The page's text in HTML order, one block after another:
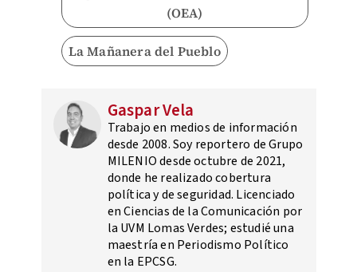
(OEA)
La Mañanera del Pueblo
Gaspar Vela
Trabajo en medios de información
desde 2008. Soy reportero de Grupo
MILENIO desde octubre de 2021,
donde he realizado cobertura
política y de seguridad. Licenciado
en Ciencias de la Comunicación por
la UVM Lomas Verdes; estudié una
maestría en Periodismo Político
en la EPCSG.